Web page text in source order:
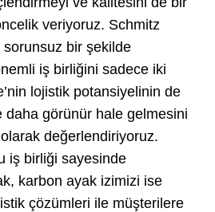
veriyoruz. Schmitz
sorunsuz bir şekilde
iş birliğini sadece iki
lojistik potansiyelinin de
daha görünür hale gelmesini
değerlendiriyoruz.
iş birliği sayesinde
karbon ayak izimizi ise
çözümleri ile müşterilere